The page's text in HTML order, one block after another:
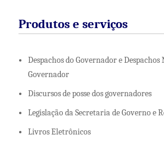
Produtos e serviços
Despachos do Governador e
Governador
Discursos de posse dos governadores
Legislação da Secretaria de Governo e
Livros Eletrônicos